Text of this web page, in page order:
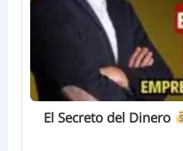
El Secreto del Dinero